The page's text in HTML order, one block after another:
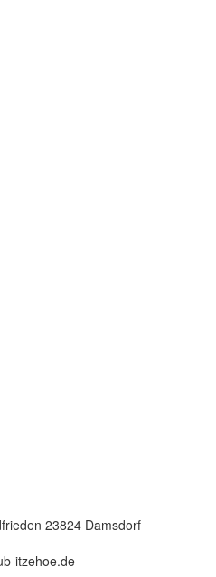
23824 Damsdorf
itzehoe.de